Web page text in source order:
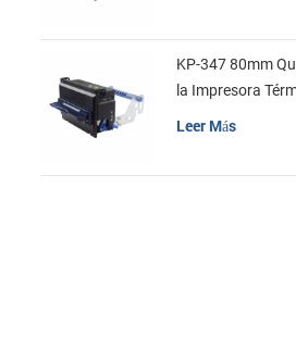
KP-347 80mm
la Impresora
Leer Más